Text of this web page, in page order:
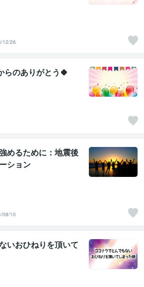
12/26
らのありがとう🍀
めるために：地震後
ション
08/10
いおひねりを頂いて